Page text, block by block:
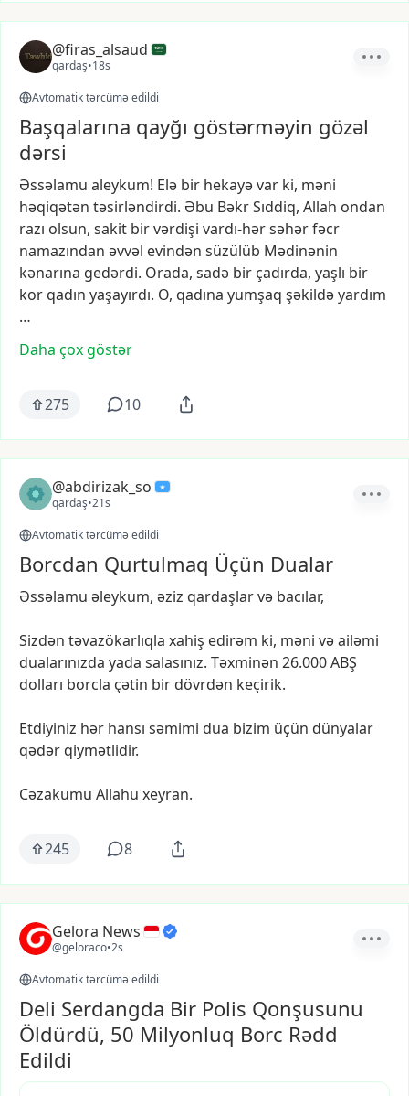
@firas_alsaud
qardaş•18s
Avtomatik tərcümə edildi
Başqalarına qayğı göstərməyin gözəl
dərsi
Əssəlamu aleykum! Elə bir hekayəvar ki, məni
həqiqətən təsirləndirdi. Əbu BəkrSıddiq, Allah ondan
razı olsun, sakit birvərdişi vardı-hərsəhərfəcr
namazından əvvəl evindən süzülüb Mədinənin
kənarına gedərdi. Orada, sadə bir çadırda, yaşlı bir
kor qadın yaşayırdı. O, qadına yumşaq şəkildəyardım
…
Daha çox göstər
275 10
@abdirizak_so
qardaş•21s
Avtomatik tərcümə edildi
Borcdan Qurtulmaq Üçün Dualar
Əssəlamu əleykum, əziz qardaşlarvə bacılar,
Sizdən təvazökarlıqla xahiş edirəm ki, məni vəailəmi
dualarınızda yada salasınız. Təxminən 26.000ABŞ
dolları borcla çətin bir dövrdən keçirik.
Etdiyiniz hər hansı səmimi dua bizim üçün dünyalar
qədər qiymətlidir.
Cəzakumu Allahu xeyran.
245 8
Gelora News
@geloraco•2s
Avtomatik tərcümə edildi
Deli Serdangda Bir Polis Qonşusunu
Öldürdü, 50 Milyonluq Borc Rədd
Edildi